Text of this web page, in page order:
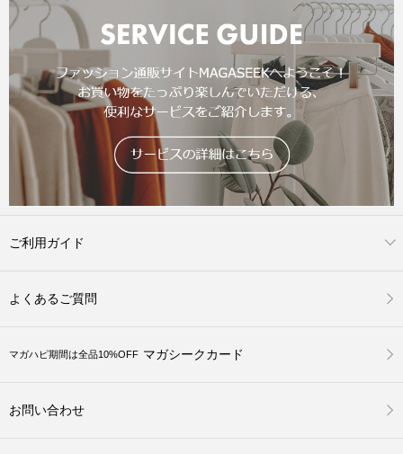
ご利用ガイド
よくあるご質問
マガハピ期間は全品10%OFF マガシークカード
お問い合わせ